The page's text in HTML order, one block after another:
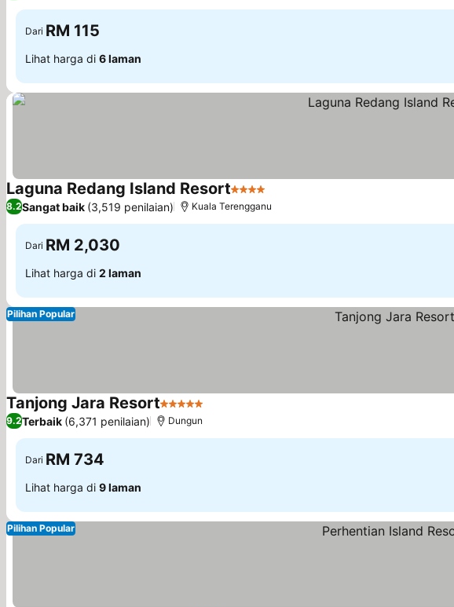
Dari RM 115
Lihat harga di 6 laman
Laguna Redang Island Resort4 Bintang
8.2Sangat baik (3,519 penilaian) Kuala Terengganu
Dari RM 2,030
Lihat harga di 2 laman
Pilihan Popular
Tanjong Jara Resort5 Bintang
9.2Terbaik (6,371 penilaian) Dungun
Dari RM 734
Lihat harga di 9 laman
Pilihan Popular